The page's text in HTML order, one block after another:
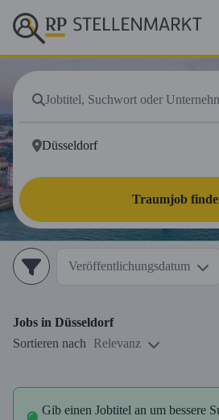
Traumjob
Veröffentlichungsdatum
Jobs in Düsseldorf
Sortieren nach
Relevanz
Gib einen Jobtitel an um bessere